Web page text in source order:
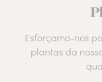
Esforçamo-nos
plantas da